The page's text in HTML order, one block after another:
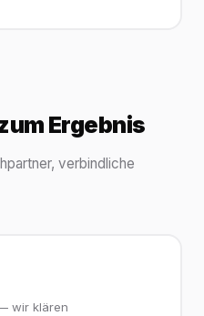
Ergebnis
verbindliche
wir klären